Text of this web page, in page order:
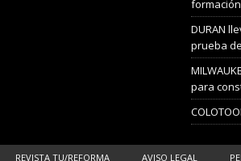
DURAN
prueba
para
REVISTA TU/REFORMA AVISO LEGAL